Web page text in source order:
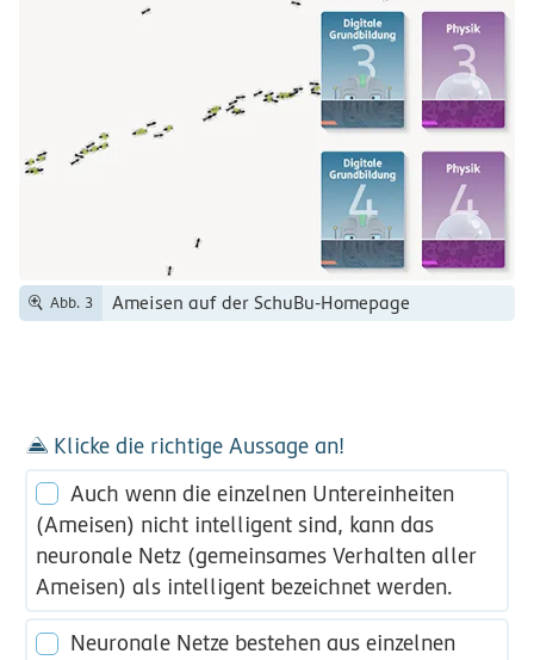
Abb. 3 Ameisen auf der SchuBu-Homepage
Klicke die richtige Aussage an!
Auch wenn die einzelnen Untereinheiten
(Ameisen) nicht intelligent sind, kann das
neuronale Netz (gemeinsames Verhalten aller
Ameisen) als intelligent bezeichnet werden.
Neuronale Netze bestehen aus einzelnen